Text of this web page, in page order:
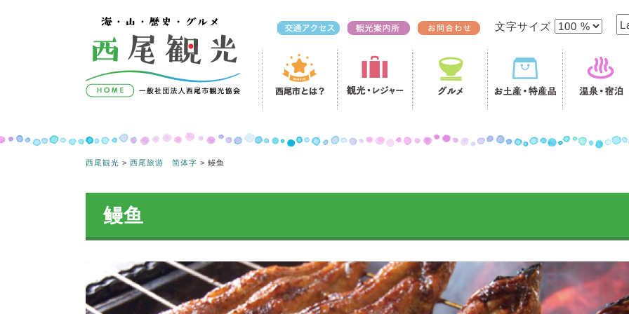
コンテンツへスキップ 文字サイズ
西尾観光 > 西尾旅游 简体字 > 鳗鱼
鳗鱼